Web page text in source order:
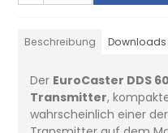
Beschreibung Downloads
Der EuroCaster DDS
Transmitter,
wahrscheinlich einer